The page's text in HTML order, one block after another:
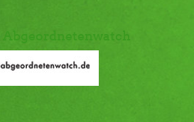
Abgeordnetenwatch